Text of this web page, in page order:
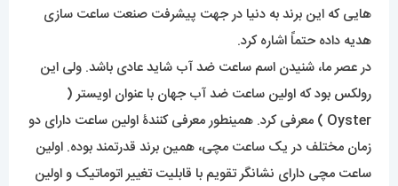
هایی که این برند به دنیا در جهت پیشرفت صنعت ساعت سازی
هدیه داده حتماً اشاره کرد.
در عصر ما، شنیدن اسم ساعت ضد آب شاید عادی باشد. ولی این
رولکس بود که اولین ساعت ضد آب جهان با عنوان اویستر (
Oyster ) معرفی کرد. همینطور معرفی کنندۀ اولین ساعت دارای دو
زمان مختلف در یک ساعت مچی، همین برند قدرتمند بوده. اولین
ساعت مچی دارای نشانگر تقویم با قابلیت تغییر اتوماتیک و اولین